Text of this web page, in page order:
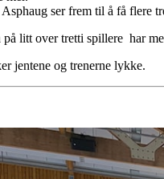
ser frem til å få flere
på litt over tretti spillere har
jentene og trenerne lykke.